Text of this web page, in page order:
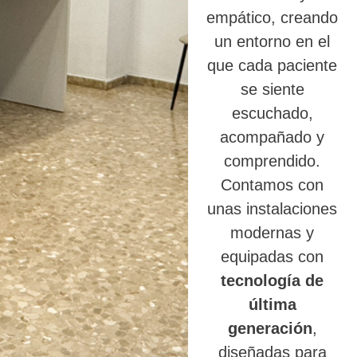
empático, creando
un entorno en el
que cada paciente
se siente
escuchado,
acompañado y
comprendido.
Contamos con
unas instalaciones
modernas y
equipadas con
tecnología de
última
generación,
diseñadas para